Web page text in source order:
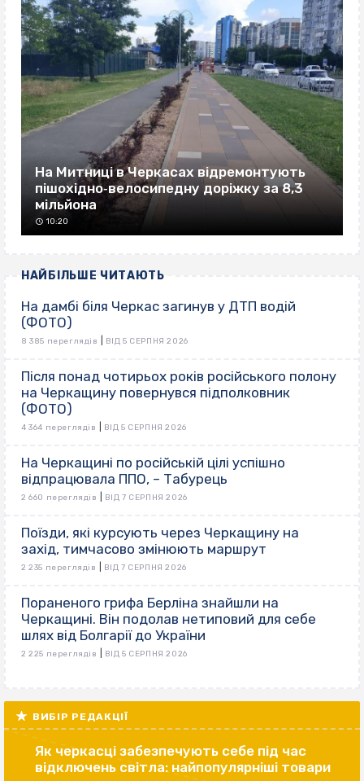
На Митниці в Черкасах відремонтують
пішохідно‐велосипедну доріжку за 8,3
мільйона
10:20
НАЙБІЛЬШЕ ЧИТАЮТЬ
На дамбі біля Черкас загинув у ДТП водій
(ФОТО)
8 385 переглядів ВІД 5 СЕРПНЯ 2026
Після понад чотирьох років російського полону
на Черкащину повернувся підполковник
(ФОТО)
4 364 переглядів ВІД 5 СЕРПНЯ 2026
На Черкащині по російській цілі успішно
відпрацювала ППО, – Табурець
2 660 переглядів ВІД 7 СЕРПНЯ 2026
Поїзди, які курсують через Черкащину на
захід, тимчасово змінюють маршрут
2 235 переглядів ВІД 7 СЕРПНЯ 2026
Пораненого грифа Берліна знайшли на
Черкащині. Він подолав нетиповий для себе
шлях від Болгарії до України
2 225 переглядів ВІД 5 СЕРПНЯ 2026
ВИБІР РЕДАКЦІЇ
Як черкасці забезпечують себе під час
відключень світла: найпопулярніші товари